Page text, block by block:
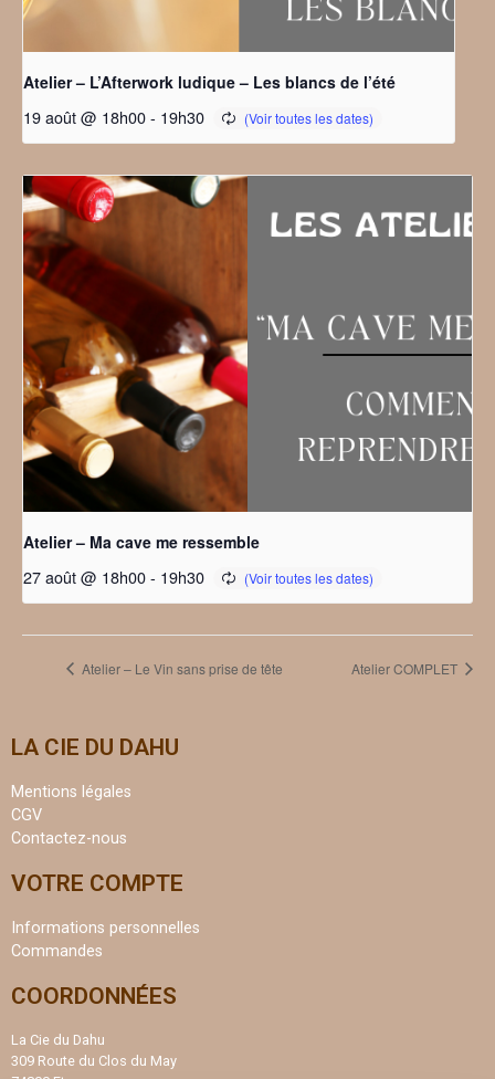
Atelier – L’Afterwork ludique – Les blancs de l’été
19 août @ 18h00- 19h30
Atelier – Ma cave me ressemble
27 août @ 18h00- 19h30
Atelier – Le Vin sans prise de tête Atelier COMPLET
LA CIE DU DAHU
Mentions légales
CGV
Contactez-nous
VOTRE COMPTE
Informations personnelles
Commandes
COORDONNÉES
La Cie du Dahu
309 Route du Clos du May